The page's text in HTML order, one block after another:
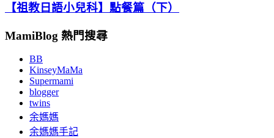
【祖教日語小兒科】點餐篇（下）
MamiBlog 熱門搜尋
BB
KinseyMaMa
Supermami
blogger
twins
余媽媽
余媽媽手記